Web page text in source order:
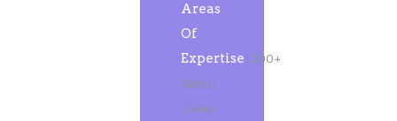
Areas
Of
Expertise1000+
Global
clients